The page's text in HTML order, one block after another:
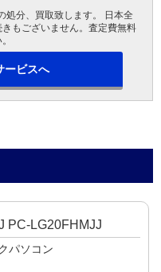
処分、買取致します。 日本全
もございません。査定費無料
ービスへ
PC-LG20FHMJJ
パソコン